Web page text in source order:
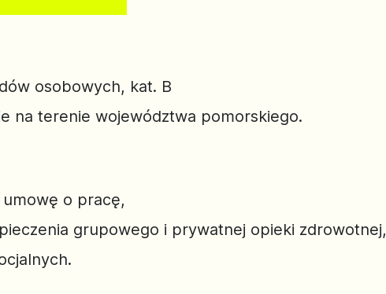
osobowych, kat. B
na terenie województwa pomorskiego.
o pracę,
grupowego i prywatnej opieki zdrowotnej,